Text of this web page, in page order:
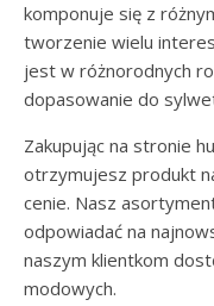
komponuje się z
tworzenie wielu
jest w różnorodnych
dopasowanie do
Zakupując na stronie
otrzymujesz produkt
cenie. Nasz
odpowiadać na
naszym klientkom
modowych.